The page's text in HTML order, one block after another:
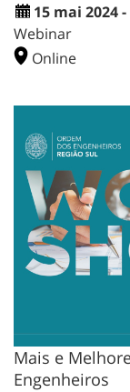
15 mai 2024
Webinar
Online
Mais e
Engenheiros